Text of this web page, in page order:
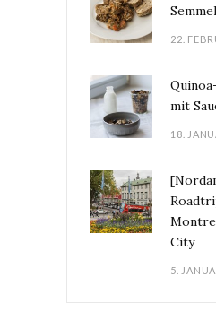
22.
mit
18.
City
5.